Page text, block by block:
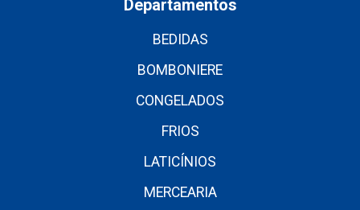
Departamentos
BEDIDAS
BOMBONIERE
CONGELADOS
FRIOS
LATICÍNIOS
MERCEARIA